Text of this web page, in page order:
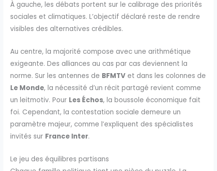
À gauche, les débats portent sur le calibrage des priorités
sociales et climatiques. L’objectif déclaré reste de rendre
visibles des alternatives crédibles.
Au centre, la majorité compose avec une arithmétique
exigeante. Des alliances au cas par cas deviennent la
norme. Sur les antennes de BFMTV et dans les colonnes de
Le Monde, la nécessité d’un récit partagé revient comme
un leitmotiv. Pour Les Échos, la boussole économique fait
foi. Cependant, la contestation sociale demeure un
paramètre majeur, comme l’expliquent des spécialistes
invités sur France Inter.
Le jeu des équilibres partisans